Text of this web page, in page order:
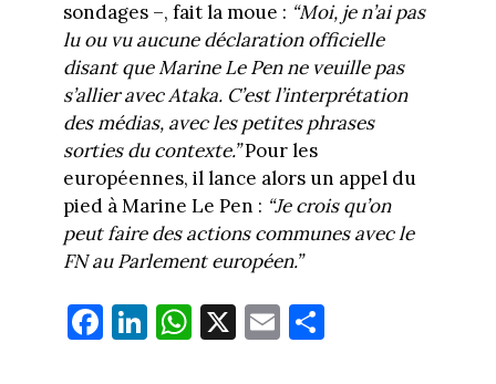
sondages –, fait la moue : “Moi, je n’ai pas
lu ou vu aucune déclaration officielle
disant que Marine Le Pen ne veuille pas
s’allier avec Ataka. C’est l’interprétation
des médias, avec les petites phrases
sorties du contexte.”Pour les
européennes, il lance alors un appel du
pied à Marine Le Pen : “Je crois qu’on
peut faire des actions communes avec le
FN au Parlement européen.”
Fa
ce
Li
nk
W
ha
X E
m
Pa
rt